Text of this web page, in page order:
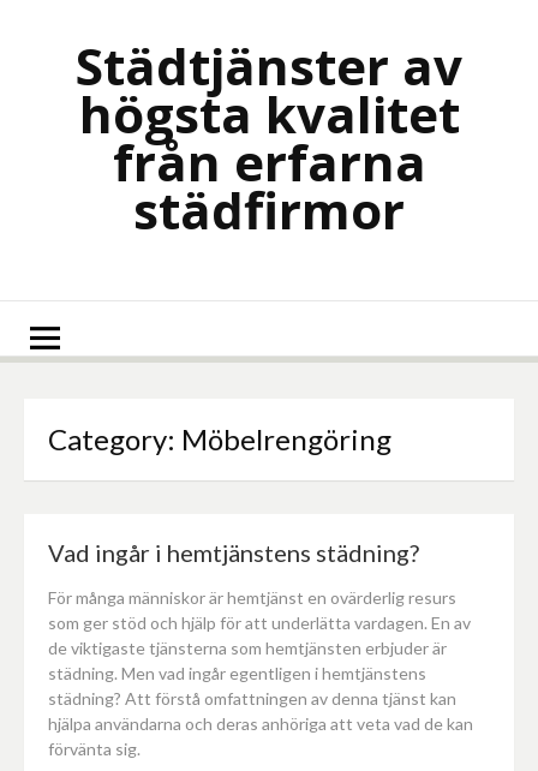
Städtjänster av
högsta kvalitet
från erfarna
städfirmor
Category: Möbelrengöring
Vad ingår i hemtjänstens städning?
För många människor är hemtjänst en ovärderlig resurs
som ger stöd och hjälp för att underlätta vardagen. En av
de viktigaste tjänsterna som hemtjänsten erbjuder är
städning. Men vad ingår egentligen i hemtjänstens
städning? Att förstå omfattningen av denna tjänst kan
hjälpa användarna och deras anhöriga att veta vad de kan
förvänta sig.